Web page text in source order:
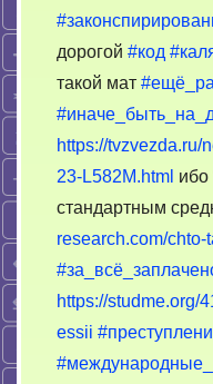
дорогой #код
такой мат
https://tvzvezda.ru/
23-L582M.html ибо
стандартным
research.com/chto-
https://studme.org/
essii